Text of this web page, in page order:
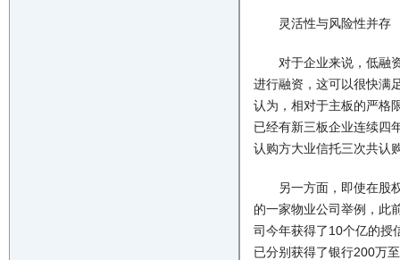
灵活性与风险性并存
对于企业来说，低融资
进行融资，这可以很快满
认为，相对于主板的严格
已经有新三板企业连续四
认购方大业信托三次共认
另一方面，即使在股权
的一家物业公司举例，此
司今年获得了10个亿的授
已分别获得了银行200万